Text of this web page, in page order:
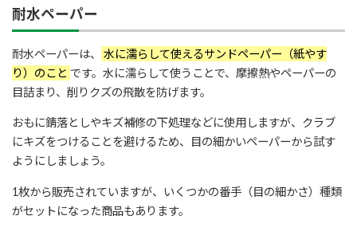
耐水ペーパー
耐水ペーパーは、
水に濡らして使えるサンドペーパー（紙やす
り）のこと です。水に濡らして使うことで、摩擦熱やペーパーの
目詰まり、削りクズの飛散を防げます。
おもに錆落としやキズ補修の下処理などに使用しますが、クラブ
にキズをつけることを避けるため、目の細かいペーパーから試す
ようにしましょう。
1枚から販売されていますが、いくつかの番手（目の細かさ）種類
がセットになった商品もあります。